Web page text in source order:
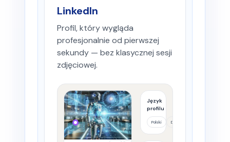
rekruterem
lub
LinkedIn
Profil, który wygląda
profesjonalnie od pierwszej
sekundy — bez klasycznej sesji
zdjęciowej.
Język
profilu
Polski Deutsch